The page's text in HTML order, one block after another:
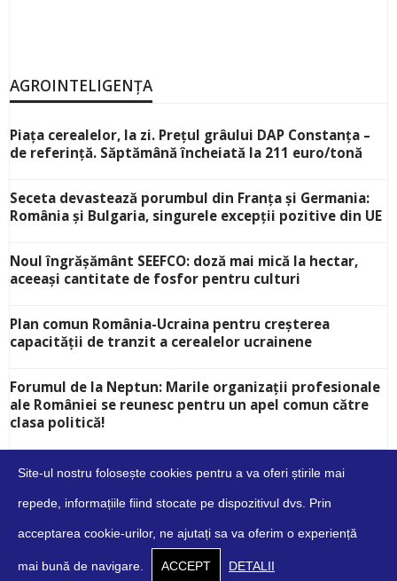
AGROINTELIGENȚA
Piața cerealelor, la zi. Prețul grâului DAP Constanța –
de referință. Săptămână încheiată la 211 euro/tonă
Seceta devastează porumbul din Franța și Germania:
România și Bulgaria, singurele excepții pozitive din UE
Noul îngrășământ SEEFCO: doză mai mică la hectar,
aceeași cantitate de fosfor pentru culturi
Plan comun România-Ucraina pentru creșterea
capacității de tranzit a cerealelor ucrainene
Forumul de la Neptun: Marile organizații profesionale
ale României se reunesc pentru un apel comun către
clasa politică!
Despre Contact Cookies Confidențialitate
Site-ul nostru folosește cookies pentru a va oferi știrile mai
repede, informațiile fiind stocate pe dispozitivul dvs. Prin
acceptarea cookie-urilor, ne ajutați sa va oferim o experiență
mai bună de navigare. ACCEPT DETALII